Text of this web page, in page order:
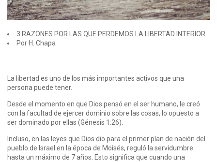
3 RAZONES POR LAS QUE PERDEMOS LA LIBERTAD INTERIOR
Por H. Chapa
La libertad es uno de los más importantes activos que una
persona puede tener.
Desde el momento en que Dios pensó en el ser humano, le creó
con la facultad de ejercer dominio sobre las cosas, lo opuesto a
ser dominado por ellas (Génesis 1:26).
Incluso, en las leyes que Dios dio para el primer plan de nación del
pueblo de Israel en la época de Moisés, reguló la servidumbre
hasta un máximo de 7 años. Esto significa que cuando una